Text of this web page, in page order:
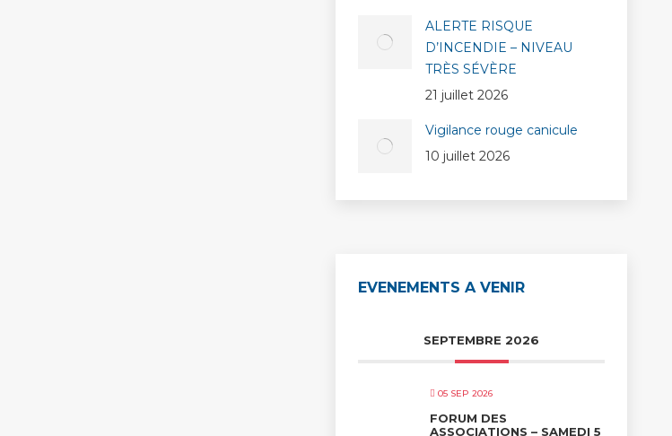
ALERTE RISQUE
D’INCENDIE – NIVEAU
TRÈS SÉVÈRE
21 juillet 2026
Vigilance rouge canicule
10 juillet 2026
EVENEMENTS A VENIR
SEPTEMBRE 2026
05 SEP 2026
FORUM DES
ASSOCIATIONS – SAMEDI 5